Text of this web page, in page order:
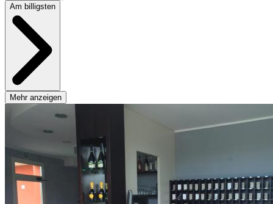
Am billigsten
Mehr anzeigen